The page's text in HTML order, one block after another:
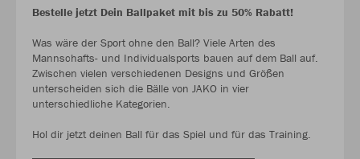
Bestelle jetzt Dein Ballpaket mit bis zu 50% Rabatt!
Was wäre der Sport ohne den Ball? Viele Arten des
Mannschafts- und Individualsports bauen auf dem Ball auf.
Zwischen vielen verschiedenen Designs und Größen
unterscheiden sich die Bälle von JAKO in vier
unterschiedliche Kategorien.
Hol dir jetzt deinen Ball für das Spiel und für das Training.